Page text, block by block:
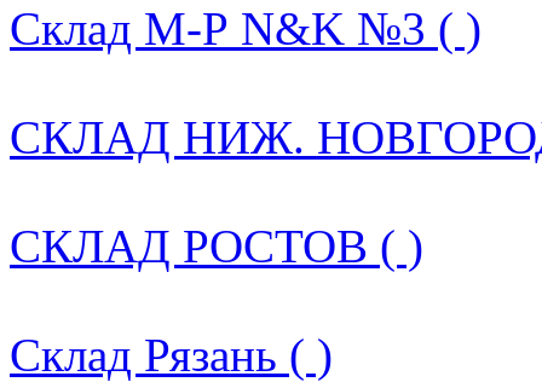
Склад М-Р N&K №3 ( )
СКЛАД НИЖ.
СКЛАД РОСТОВ ( )
Склад Рязань ( )